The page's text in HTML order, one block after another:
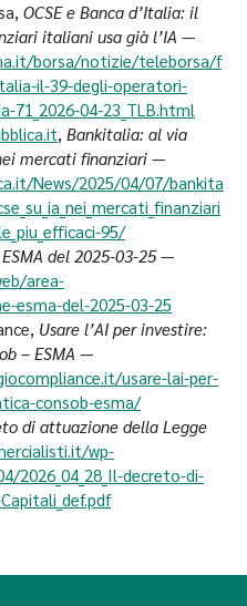
OCSE e Banca d’Italia: il
italiani usa già l’IA —
borsa/notizie/teleborsa/f
il-39-degli-operatori-
71_2026-04-23_TLB.html
, Bankitalia: al via
mercati finanziari —
News/2025/04/07/bankita
95/
del 2025-03-25—
area-
esma-del-2025-03-25
Usare l’AI per investire:
– ESMA —
usare-lai-per-
consob-esma/
di attuazione della Legge
wp-
2026_04_28_Il-decreto-di-